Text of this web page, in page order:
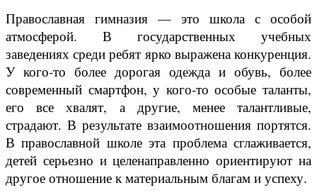
Православная гимназия — это школа с особой
атмосферой. В государственных учебных
заведениях среди ребят ярко выражена конкуренция.
У кого-то более дорогая одежда и обувь, более
современный смартфон, у кого-то особые таланты,
его все хвалят, а другие, менее талантливые,
страдают. В результате взаимоотношения портятся.
В православной школе эта проблема сглаживается,
детей серьезно и целенаправленно ориентируют на
другое отношение к материальным благам и успеху.